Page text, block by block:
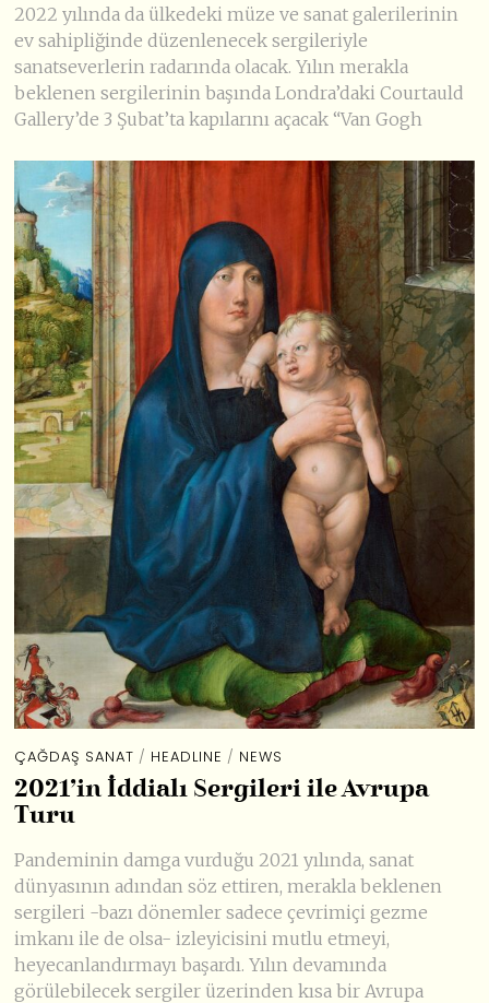
2022 yılında da ülkedeki müze ve sanat galerilerinin
ev sahipliğinde düzenlenecek sergileriyle
sanatseverlerin radarında olacak. Yılın merakla
beklenen sergilerinin başında Londra’daki Courtauld
Gallery’de 3 Şubat’ta kapılarını açacak “Van Gogh
ÇAĞDAŞ SANAT / HEADLINE / NEWS
2021’in İddialı Sergileri ile Avrupa
Turu
Pandeminin damga vurduğu 2021 yılında, sanat
dünyasının adından söz ettiren, merakla beklenen
sergileri -bazı dönemler sadece çevrimiçi gezme
imkanı ile de olsa- izleyicisini mutlu etmeyi,
heyecanlandırmayı başardı. Yılın devamında
görülebilecek sergiler üzerinden kısa bir Avrupa